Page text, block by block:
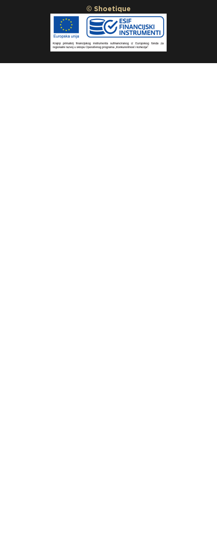
© Shoetique